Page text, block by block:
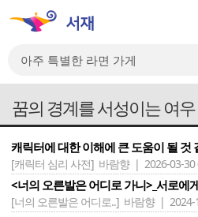
꿈의 경계를 서성이는 여우
캐릭터에 대한 이해에 큰 도움이 될 것
[캐릭터 심리 사전] 바람향 | 2026-03-30
<너의 오른발은 어디로 가니>_서로에
[너의 오른발은 어디로..] 바람향 | 2024-